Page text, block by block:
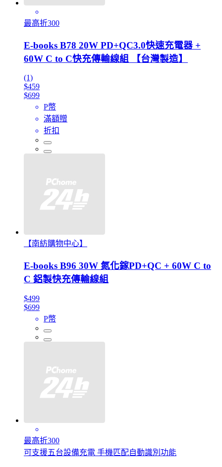
最高折300
E-books B78 20W PD+QC3.0快速充電器 +
60W C to C快充傳輸線組 【台灣製造】
(1)
$459
$699
P幣
滿額贈
折扣
【南紡購物中心】
E-books B96 30W 氮化鎵PD+QC + 60W C to
C 鋁製快充傳輸線組
$499
$699
P幣
最高折300
可支援五台設備充電 手機匹配自動識別功能